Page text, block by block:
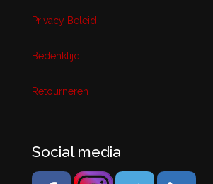
Privacy Beleid
Bedenktijd
Retourneren
Social media